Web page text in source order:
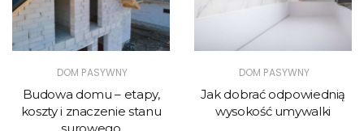
DOM PASYWNY
Budowa domu – etapy,
koszty i znaczenie stanu
DOM PASYWNY
Jak dobrać odpowiednią
wysokość umywalki